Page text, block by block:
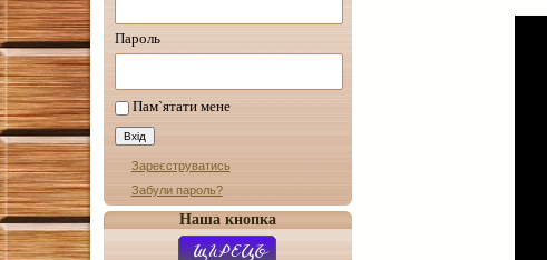
Пароль
Пам`ятати мене
Зареєструватись
Забули пароль?
Наша кнопка